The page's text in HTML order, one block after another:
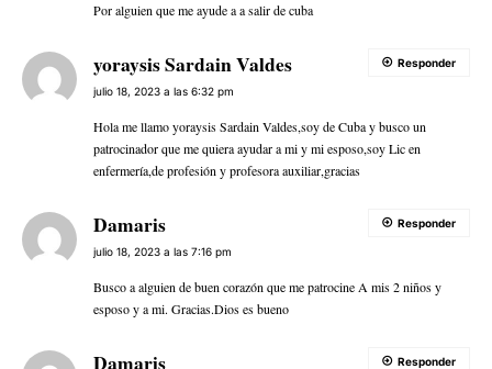
Por alguien que me ayude a a salir de cuba
yoraysis Sardain Valdes
julio 18, 2023 a las 6:32 pm
Hola me llamo yoraysis Sardain Valdes,soy de Cuba y busco un
patrocinador que me quiera ayudar a mi y mi esposo,soy Lic en
enfermería,de profesión y profesora auxiliar,gracias
Responder
Damaris
julio 18, 2023 a las 7:16 pm
Busco a alguien de buen corazón que me patrocine A mis 2 niños y
esposo y a mi. Gracias.Dios es bueno
Responder
Damaris Responder